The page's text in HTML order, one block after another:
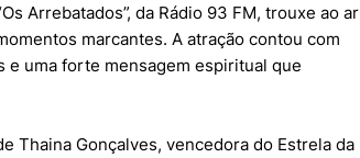
Arrebatados”, da Rádio 93 FM, trouxe ao ar
marcantes. A atração contou com
uma forte mensagem espiritual que
Thaina Gonçalves, vencedora do Estrela da